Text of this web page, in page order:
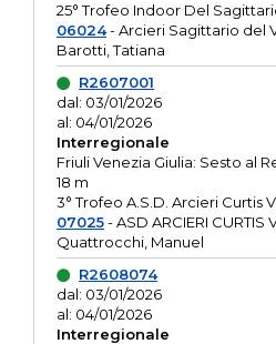
25° Trofeo Indoor Del
06024- Arcieri Sagittario del
Barotti, Tatiana
R2607001
dal: 03/01/2026
al: 04/01/2026
Interregionale
Friuli Venezia Giulia: Sesto al
18 m
3° Trofeo A.S.D. Arcieri Curtis
07025- ASD ARCIERI CURTIS
Quattrocchi, Manuel
R2608074
dal: 03/01/2026
al: 04/01/2026
Interregionale